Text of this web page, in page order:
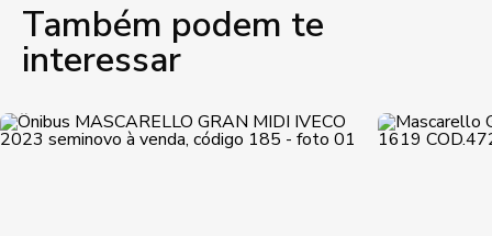
Também podem te
interessar